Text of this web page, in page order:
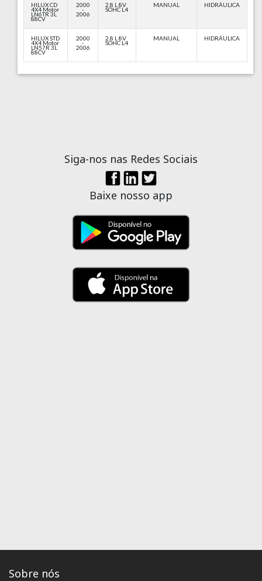
HILUX CD
4X4 Motor
LN6TR 3L
88CV
2000
-
2006
2.8 L 8V
SOHC L4
MANUAL HIDRÁULICA
HILUX STD
4X4 Motor
LN57R 3L
88CV
2000
-
2006
2.8 L 8V
SOHC L4
MANUAL HIDRÁULICA
Siga-nos nas Redes Sociais
Baixe nosso app
Sobre nós